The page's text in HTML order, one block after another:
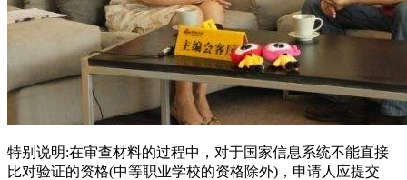
特别说明:在审查材料的过程中，对于国家信息系统不能直接
比对验证的资格(中等职业学校的资格除外)，申请人应提交